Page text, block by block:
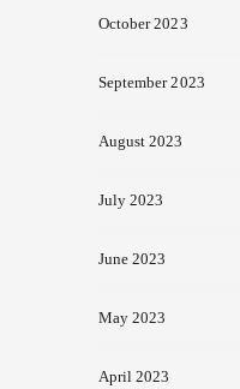
October 2023
September 2023
August 2023
July 2023
June 2023
May 2023
April 2023